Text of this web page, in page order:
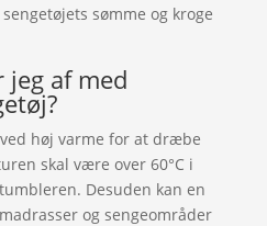
sømme og kroge
jeg af med
høj varme for at dræbe
skal være over 60°C i
Desuden kan en
og sengeområder